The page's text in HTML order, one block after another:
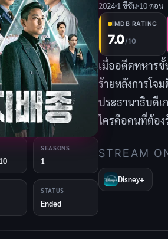
SEASONS
1
STATUS
Ended
2024 1 ซีซัน 10 ตอน
IMDB RATING
7.0/10
เมื่ออดีตทหาร
ร้ายหลังการโจ
ประธานาธิบดีเ
ใครคือคนที่ต้อง
กำไรเป็นประวั
อยู่ภายใต้ภัยคุก
ที่รุนแรง แชอุน
STREAM
Disney+